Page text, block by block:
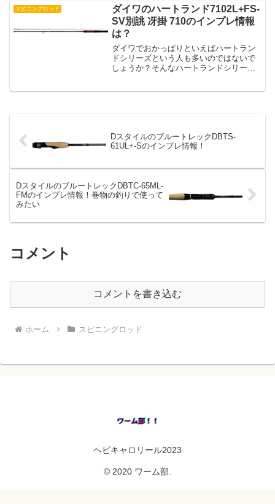
ズの特徴とインプレ情報をまとめたので
紹介していきます。レイ...
スピニングロッド
ダイワのハートランド7102L+FS-
SV別誂 冴掛 710のインプレ情報
は？
ダイワでおかっぱりといえばハートラン
ドシリーズという人も多いのではないで
しょうか？そんなハートランドシリーズ
DスタイルのブルートレックDBTS-
61UL+-Sのインプレ情報！
DスタイルのブルートレックDBTC-65ML-
FMのインプレ情報！巻物の釣りで使って
みたい
コメント
コメントを書き込む
ホーム スピニングロッド
ヘビキャロリール2023
© 2020 ワーム部.